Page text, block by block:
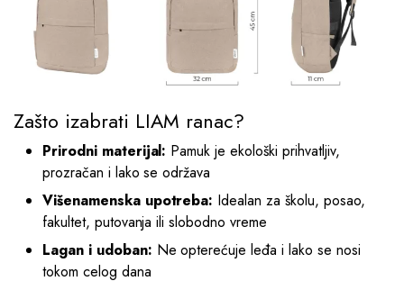
Zašto izabrati LIAM ranac?
Prirodni materijal: Pamuk je ekološki prihvatljiv,
prozračan i lako se održava
Višenamenska upotreba: Idealan za školu, posao,
fakultet, putovanja ili slobodno vreme
Lagan i udoban: Ne opterećuje leđa i lako se nosi
tokom celog dana